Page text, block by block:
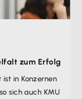
zum Erfolg
in Konzernen
sich auch KMU